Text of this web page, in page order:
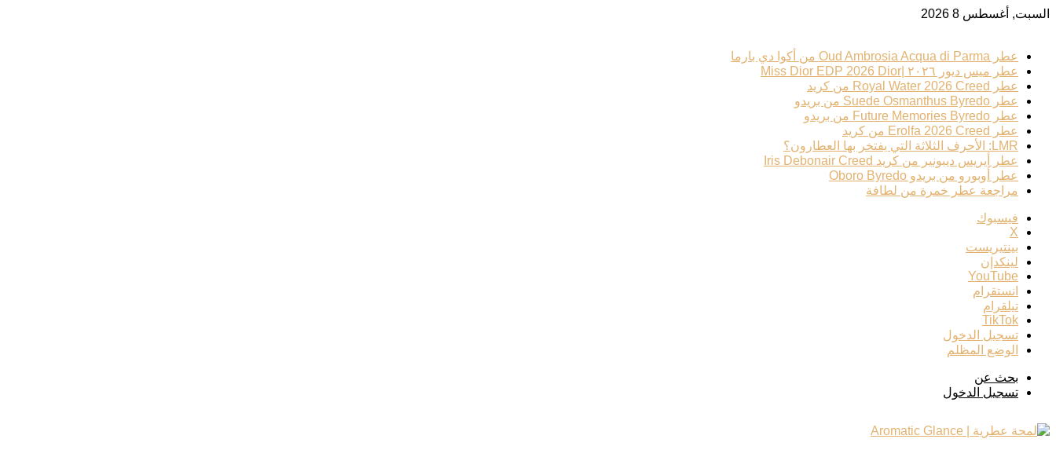
السبت, أغسطس 8 2026
عطر Oud Ambrosia Acqua di Parma من أكوا دي بارما
عطر ميس ديور ٢٠٢٦ |Miss Dior EDP 2026 Dior
عطر Royal Water 2026 Creed من كريد
عطر Suede Osmanthus Byredo من بريدو
عطر Future Memories Byredo من بريدو
عطر Erolfa 2026 Creed من كريد
LMR: الأحرف الثلاثة التي يفتخر بها العطارون؟
عطر أيريس ديبونير من كريد Iris Debonair Creed
عطر أوبورو من بريدو Oboro Byredo
مراجعة عطر خمرة من لطافة
فيسبوك
‫X
بينتيريست
لينكدإن
‫YouTube
انستقرام
تيلقرام
‫TikTok
تسجيل الدخول
الوضع المظلم
بحث عن
تسجيل الدخول